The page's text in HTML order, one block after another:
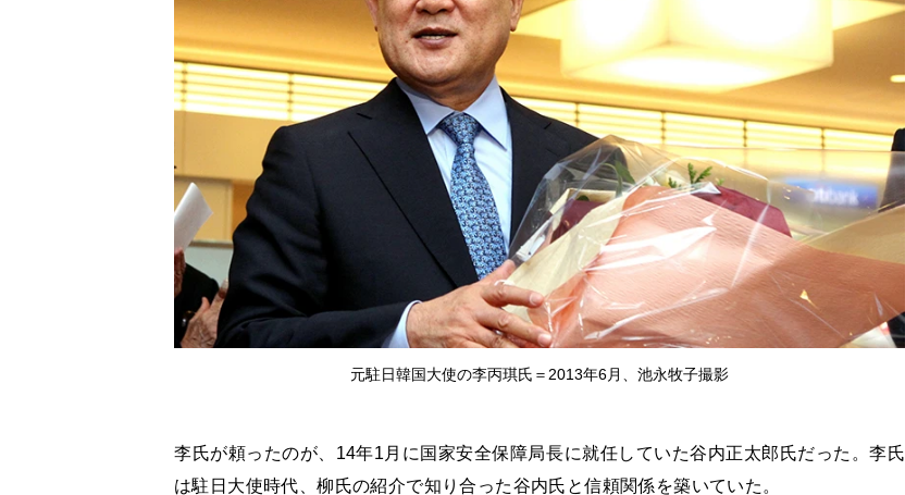
元駐日韓国大使の李丙琪氏＝2013年6月、池永牧子撮影
李氏が頼ったのが、14年1月に国家安全保障局長に就任していた谷内正太郎氏だった。李氏
は駐日大使時代、柳氏の紹介で知り合った谷内氏と信頼関係を築いていた。